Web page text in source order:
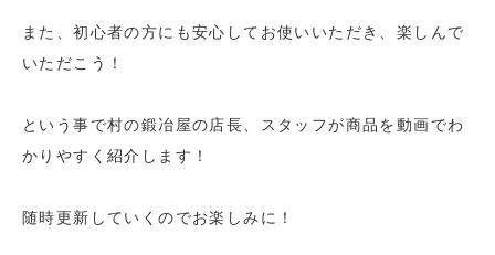
また、初心者の方にも安心してお使いいただき、楽しんで
いただこう！
という事で村の鍛冶屋の店長、スタッフが商品を動画でわ
かりやすく紹介します！
随時更新していくのでお楽しみに！